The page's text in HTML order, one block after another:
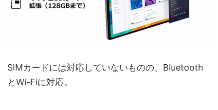
SIMカードには対応していないものの、Bluetooth
とWi-Fiに対応。